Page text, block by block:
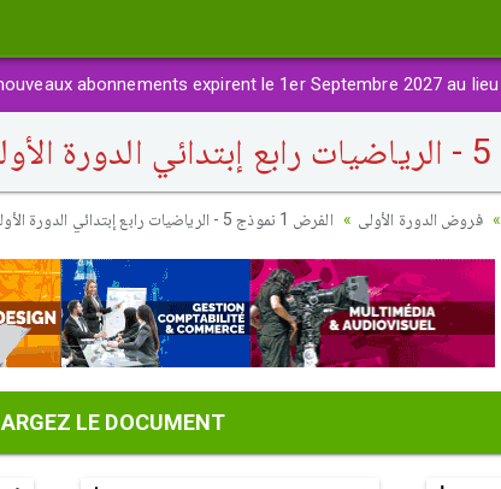
abonnements expirent le 1er Septembre 2027 au
فروض الدورة الأولى الفرض 1 نموذج 5 - الرياضيات رابع إبتدائي الدورة الأولى
LE DOCUMENT